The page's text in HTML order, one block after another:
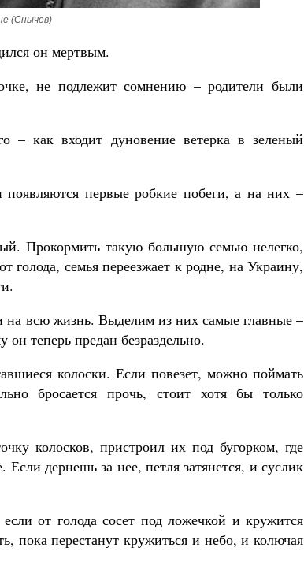
(Снычев)
он мертвым.
не подлежит сомнению – родители были
– как входит дуновение ветерка в зеленый
первые робкие побеги, а на них –
Прокормить такую большую семью нелегко,
голода, семья переезжает к родне, на Украину,
на всю жизнь. Выделим из них самые главные –
теперь предан безраздельно.
колоски. Если повезет, можно поймать
бросается прочь, стоит хотя бы только
колосков, пристроил их под бугорком, где
дернешь за нее, петля затянется, и суслик
от голода сосет под ложечкой и кружится
пока перестанут кружиться и небо, и колючая